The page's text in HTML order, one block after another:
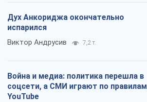
Дух Анкориджа окончательно
испарился
Виктор Андрусив 7,2 т.
Война и медиа: политика перешла в
соцсети, а СМИ играют по правилам
YouTube